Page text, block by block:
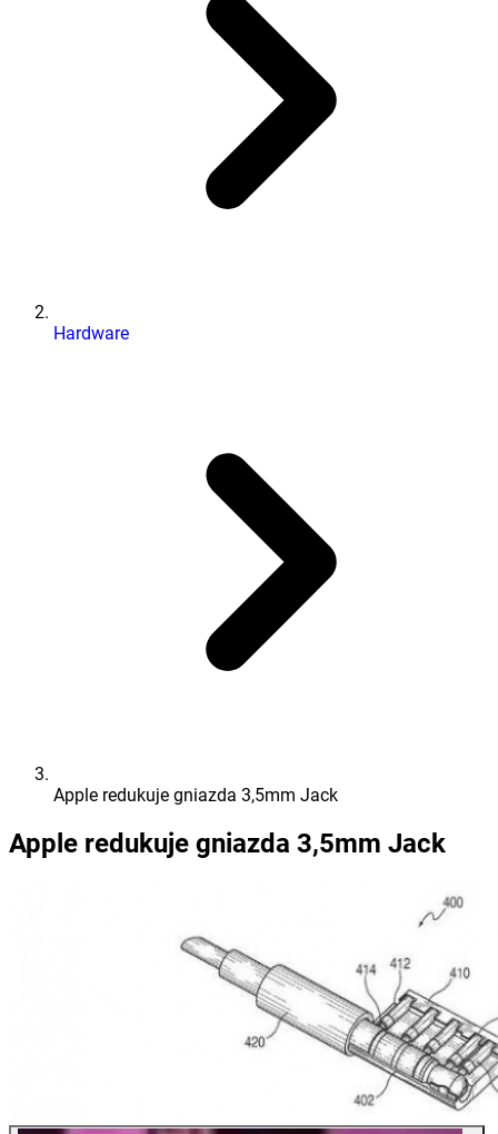
Hardware
Apple redukuje gniazda 3,5mm Jack
Apple redukuje gniazda 3,5mm Jack